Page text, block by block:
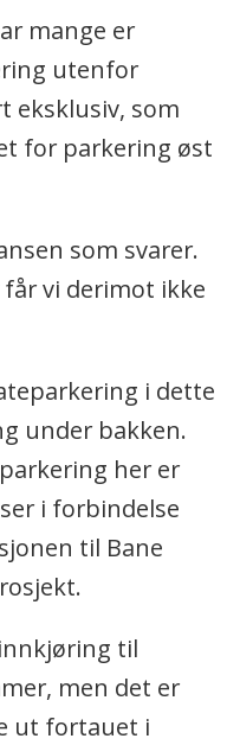
mange er
utenfor
eksklusiv, som
for parkering øst
som svarer.
vi derimot ikke
i dette
under bakken.
her er
i forbindelse
til Bane
til
men det er
ut fortauet i